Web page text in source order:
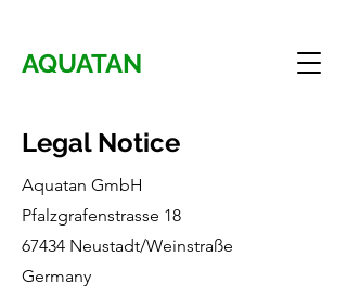
AQUATAN
Legal Notice
Aquatan GmbH
Pfalzgrafenstrasse 18
67434 Neustadt/Weinstraße
Germany